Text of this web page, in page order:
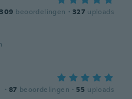
309 beoordelingen · 327 uploads
· 87 beoordelingen · 55 uploads